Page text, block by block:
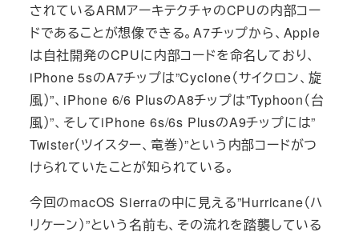
されているARMアーキテクチャのCPUの内部コー
ドであることが想像できる。A7チップから、Apple
は自社開発のCPUに内部コードを命名しており、
iPhone 5sのA7チップは”Cyclone（サイクロン、旋
風）”、iPhone 6/6 PlusのA8チップは”Typhoon（台
風）”、そしてiPhone 6s/6s PlusのA9チップには”
Twister（ツイスター、竜巻）”という内部コードがつ
けられていたことが知られている。
今回のmacOS Sierraの中に見える”Hurricane（ハ
リケーン）”という名前も、その流れを踏襲している